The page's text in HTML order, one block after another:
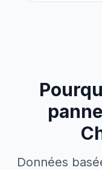
Données